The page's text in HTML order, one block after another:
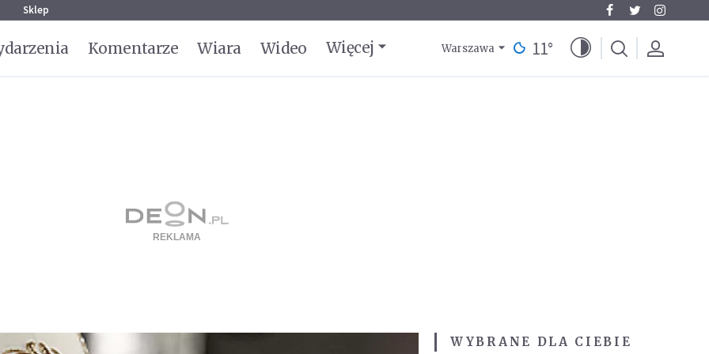
Sklep
Komentarze Wiara Wideo Więcej Warszawa 11°
WYBRANE DLA CIEBIE